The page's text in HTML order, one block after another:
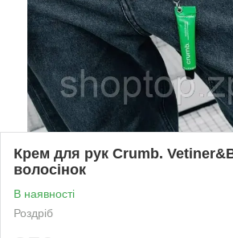
Крем для рук Crumb.
волосінок
В наявності
Роздріб